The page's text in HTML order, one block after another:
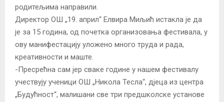
родитељима направили.
Директор ОШ „19. април“ Елвира Миљић истакла је да
је за 15 година, од почетка организовања фестивала, у
ову манифестацију уложено много труда и рада,
креативности и маште.
-Пресрећна сам јер сваке године у нашем фестивалу
учествују ученици ОШ „Никола Тесла“, дјеца из центра
„Будућност“, малишани све три предшколске установе